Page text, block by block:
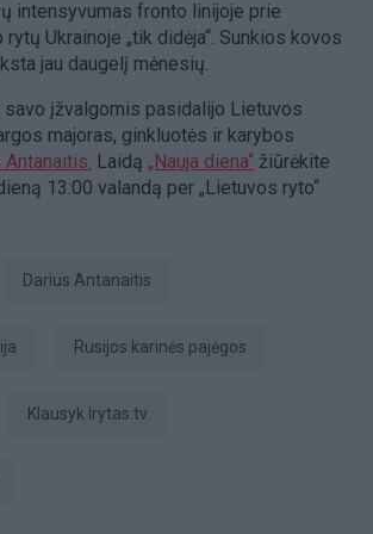
intensyvumas fronto linijoje prie
Ukrainoje „tik didėja“. Sunkios kovos
jau daugelį mėnesių.
savo įžvalgomis pasidalijo Lietuvos
majoras, ginkluotės ir karybos
Antanaitis. Laidą „Nauja diena“ žiūrėkite
13:00 valandą per „Lietuvos ryto“
Darius Antanaitis
Rusijos karinės pajėgos
Klausyk lrytas.tv